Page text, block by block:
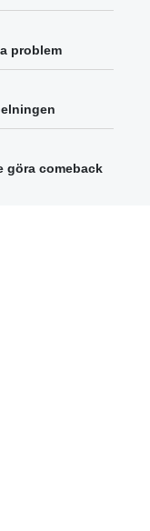
problem
göra comeback